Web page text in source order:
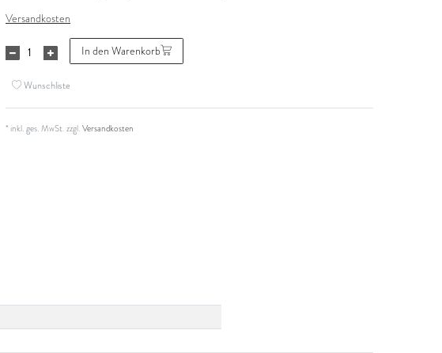
Versandkosten
In den Warenkorb
Wunschliste
* inkl. ges. MwSt. zzgl.Versandkosten